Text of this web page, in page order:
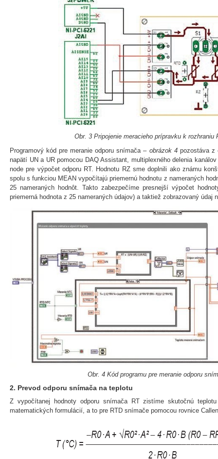
Obr. 3 Pripojenie meracieho prípravku k rozhraniu
Programový kód pre meranie odporu snímača – obrázok 4 pozostáva z
napätí UN a UR pomocou DAQ Assistant, multiplexného delenia
node pre výpočet odporu RT. Hodnotu RZ sme doplnili ako známu
spolu s funkciou MEAN vypočítajú priemernú hodnotu z nameraných
25 nameraných hodnôt. Takto zabezpečíme presnejší výpočet
priemerná hodnota z 25 nameraných údajov) a taktiež zobrazovaný údaj
Obr. 4 Kód programu pre meranie odporu
2. Prevod odporu snímača na teplotu
Z vypočítanej hodnoty odporu snímača RT zistíme skutočnú
matematických formulácií, a to pre RTD snímače pomocou rovnice